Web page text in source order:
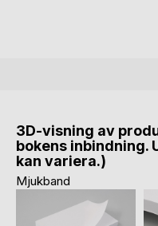
3D-visning av
bokens inbindning.
kan variera.)
Mjukband